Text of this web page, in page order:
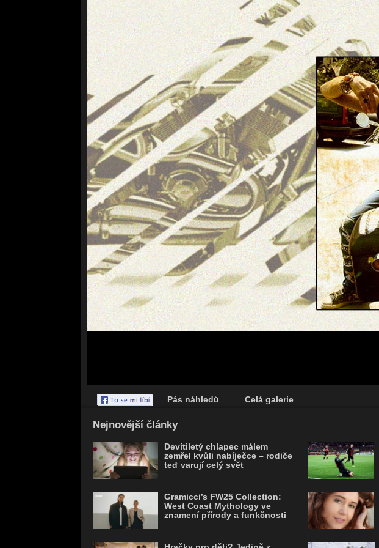
Pás náhledů Celá galerie
Nejnovější články
Devítiletý chlapec málem
zemřel kvůli nabíječce – rodiče
teď varují celý svět
Gramicci’s FW25 Collection:
West Coast Mythology ve
znamení přírody a funkčnosti